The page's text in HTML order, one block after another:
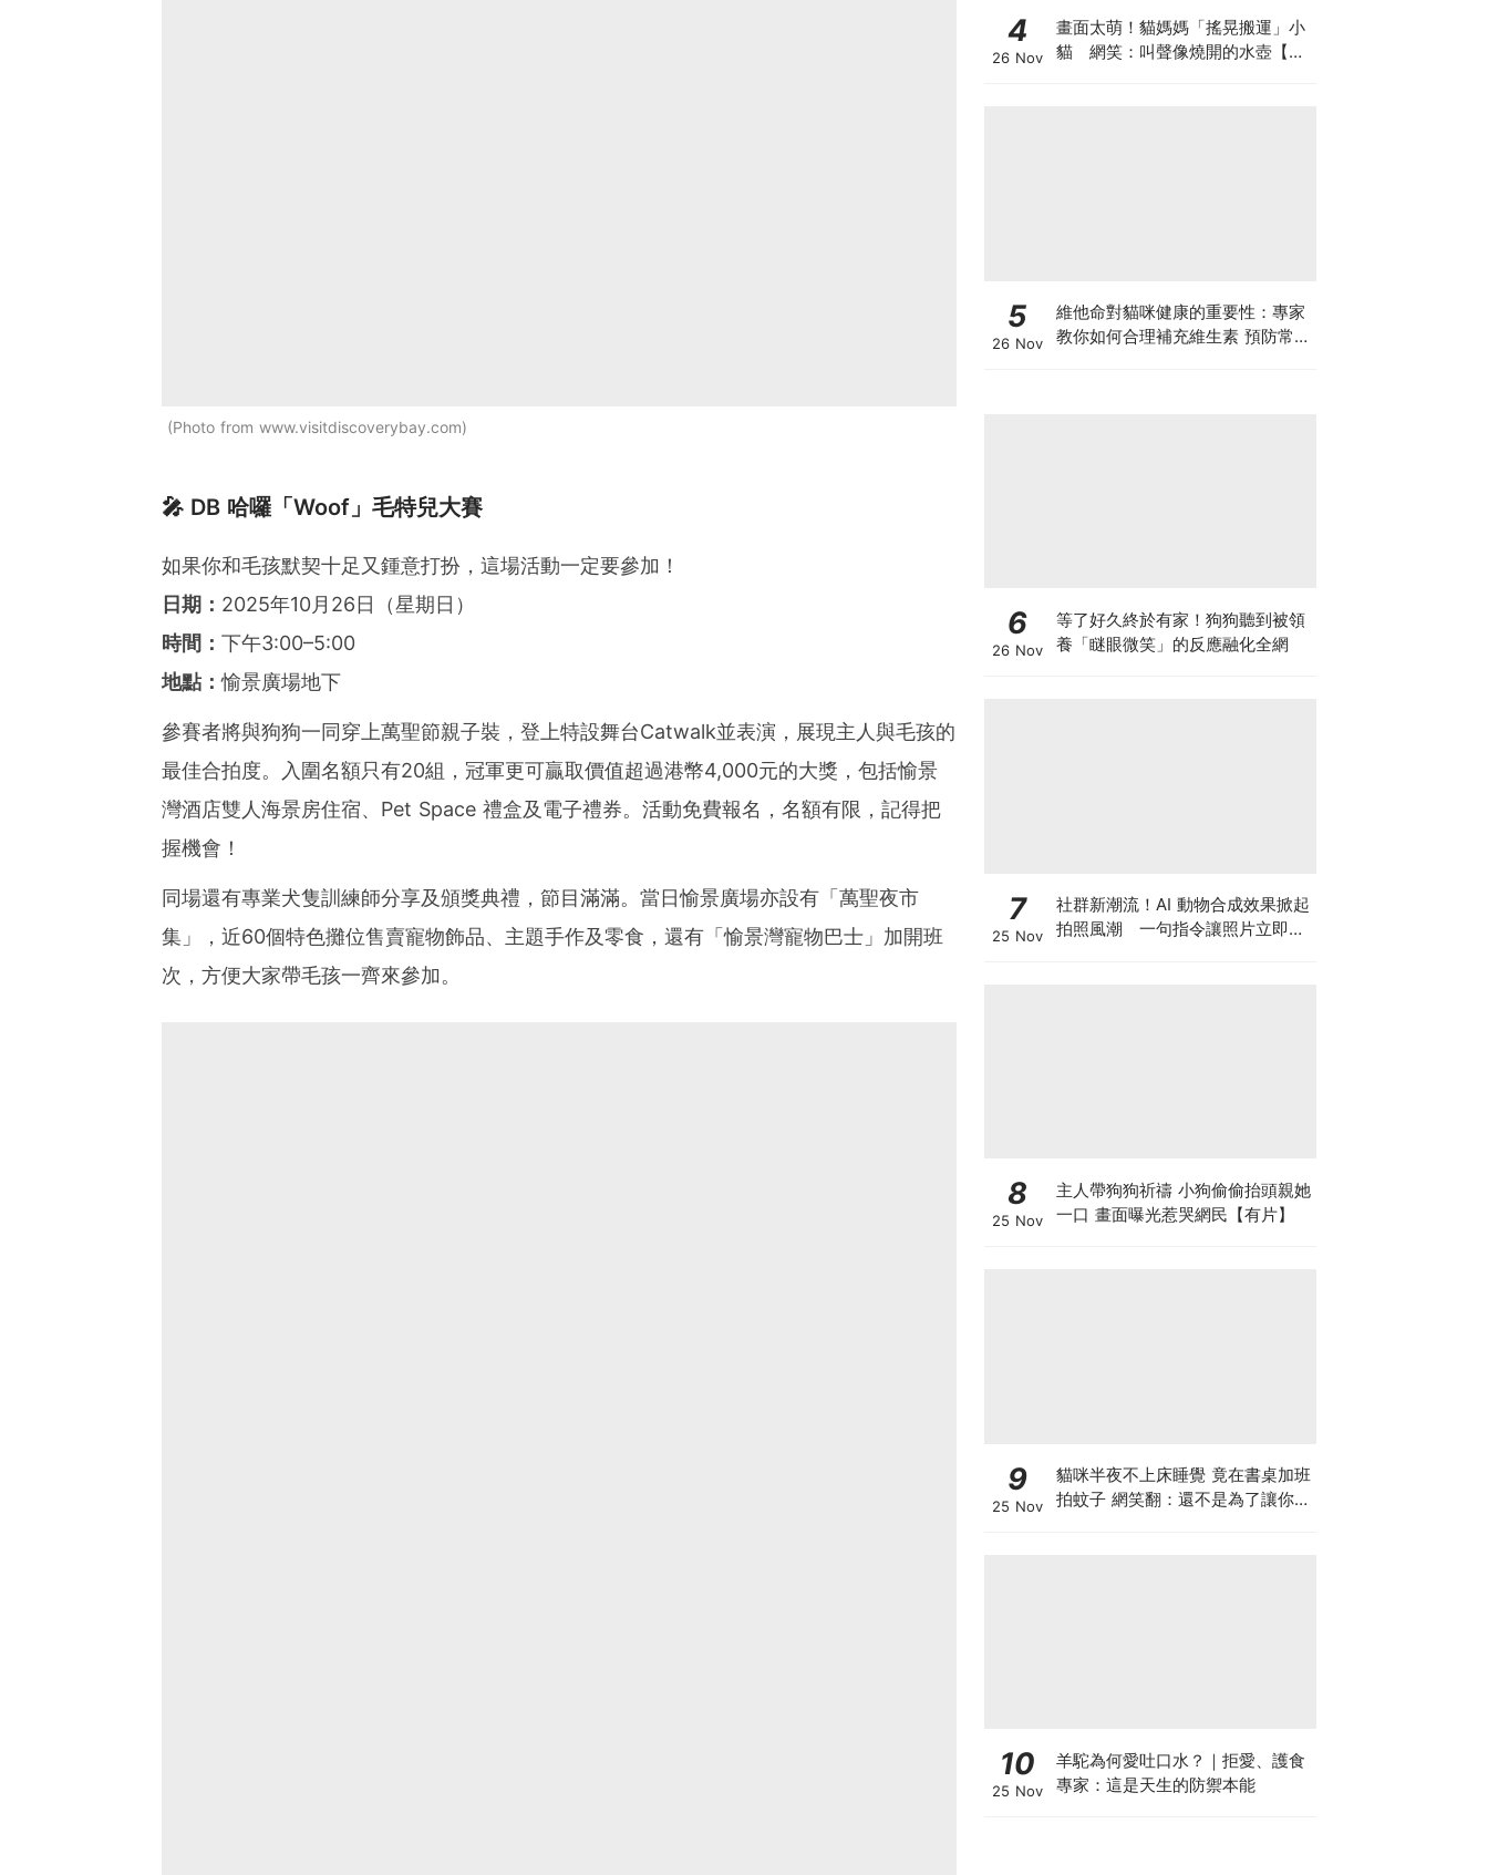
Photo from www.visitdiscoverybay.com
🎤 DB 哈囉「Woof」毛特兒大賽
如果你和毛孩默契十足又鍾意打扮，這場活動一定要參加！
日期： 2025年10月26日（星期日）
時間： 下午3:00–5:00
地點：愉景廣場地下
參賽者將與狗狗一同穿上萬聖節親子裝，登上特設舞台Catwalk並表演，展現主人與毛孩的
最佳合拍度。入圍名額只有20組，冠軍更可贏取價值超過港幣4,000元的大獎，包括愉景
灣酒店雙人海景房住宿、Pet Space 禮盒及電子禮券。活動免費報名，名額有限，記得把
握機會！
同場還有專業犬隻訓練師分享及頒獎典禮，節目滿滿。當日愉景廣場亦設有「萬聖夜市
集」，近60個特色攤位售賣寵物飾品、主題手作及零食，還有「愉景灣寵物巴士」加開班
次，方便大家帶毛孩一齊來參加。
4
26 Nov
畫面太萌！貓媽媽「搖晃搬運」小
貓 網笑：叫聲像燒開的水壺【有
5
26 Nov
維他命對貓咪健康的重要性：專家
教你如何合理補充維生素 預防常見
6
26 Nov
等了好久終於有家！狗狗聽到被領
養「瞇眼微笑」的反應融化全網
7
25 Nov
社群新潮流！AI 動物合成效果掀起
拍照風潮 一句指令讓照片立即升
8
25 Nov
主人帶狗狗祈禱 小狗偷偷抬頭親她
一口 畫面曝光惹哭網民【有片】
9
25 Nov
貓咪半夜不上床睡覺 竟在書桌加班
拍蚊子 網笑翻：還不是為了讓你睡
10
25 Nov
羊駝為何愛吐口水？｜拒愛、護食
專家：這是天生的防禦本能